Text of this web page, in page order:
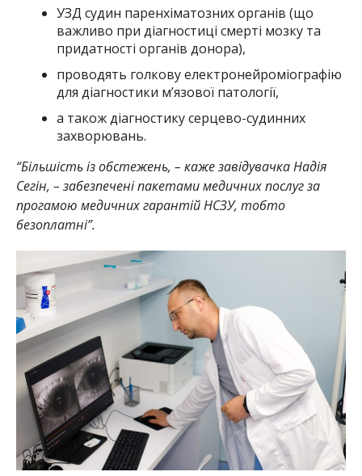
УЗД судин паренхіматозних органів (що
важливо при діагностиці смерті мозку та
придатності органів донора),
проводять голкову електронейроміографію
для діагностики м’язової патології,
а також діагностику серцево-судинних
захворювань.
“Більшість із обстежень, – каже завідувачка Надія
Сегін, – забезпечені пакетами медичних послуг за
прогамою медичних гарантій НСЗУ, тобто
безоплатні”.